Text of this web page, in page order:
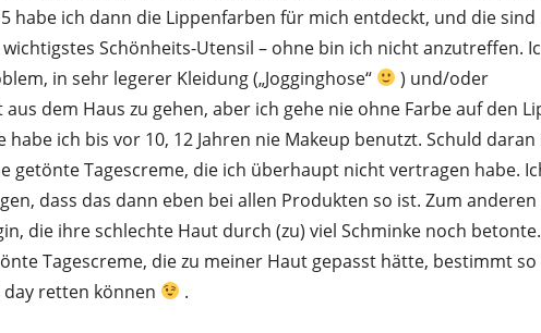
habe ich dann die Lippenfarben für mich entdeckt, und die sind
Schönheits-Utensil – ohne bin ich nicht anzutreffen.
in sehr legerer Kleidung („Jogginghose“
) und/oder
dem Haus zu gehen, aber ich gehe nie ohne Farbe auf den
habe ich bis vor 10, 12 Jahren nie Makeup benutzt. Schuld daran
getönte Tagescreme, die ich überhaupt nicht vertragen habe.
dass das dann eben bei allen Produkten so ist. Zum
die ihre schlechte Haut durch (zu) viel Schminke noch
Tagescreme, die zu meiner Haut gepasst hätte, bestimmt so
retten können
.